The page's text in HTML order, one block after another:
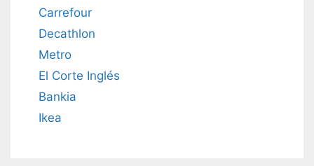
Carrefour
Decathlon
Metro
El Corte Inglés
Bankia
Ikea